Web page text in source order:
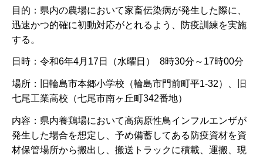
目的：県内の農場において家畜伝染病が発生した際に、
迅速かつ的確に初動対応がとれるよう、防疫訓練を実施
する。
日時：令和6年4月17日（水曜日） 8時30分～17時00分
場所：旧輪島市本郷小学校（輪島市門前町平1-32）、旧
七尾工業高校（七尾市南ヶ丘町342番地）
内容：県内養鶏場において高病原性鳥インフルエンザが
発生した場合を想定し、予め備蓄してある防疫資材を資
材保管場所から搬出し、搬送トラックに積載、運搬、現